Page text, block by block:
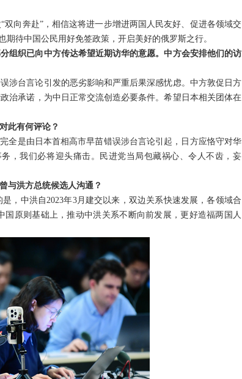
向奔赴”，相信这将进一步增进两国人民友好、促进各领域交
待中国公民用好免签政策，开启美好的俄罗斯之行。
组织已向中方传达希望近期访华的意愿。中方会安排他们的访
涉台言论引发的恶劣影响和严重后果深感忧虑。中方敦促日方
治承诺，为中日正常交流创造必要条件。希望日本相关团体在
此有何评论？
全是由日本首相高市早苗错误涉台言论引起，日方应恪守对华
，我们必将迎头痛击。民进党当局包藏祸心、令人不齿，妄
与洪方总统候选人沟通？
，中洪自2023年3月建交以来，双边关系快速发展，各领域合
原则基础上，推动中洪关系不断向前发展，更好造福两国人